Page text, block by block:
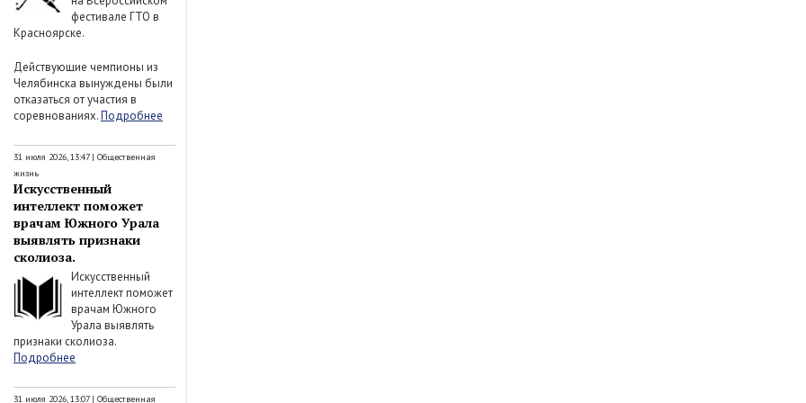
фестивале ГТО в
Красноярске.
Действующие чемпионы из
Челябинска вынуждены были
отказаться от участия в
соревнованиях.Подробнее
31 июля 2026, 13:47| Общественная
жизнь
Искусственный
интеллект поможет
врачам Южного Урала
выявлять признаки
сколиоза.
Искусственный
интеллект поможет
врачам Южного
Урала выявлять
признаки сколиоза.
Подробнее
31 июля 2026, 13:07| Общественная